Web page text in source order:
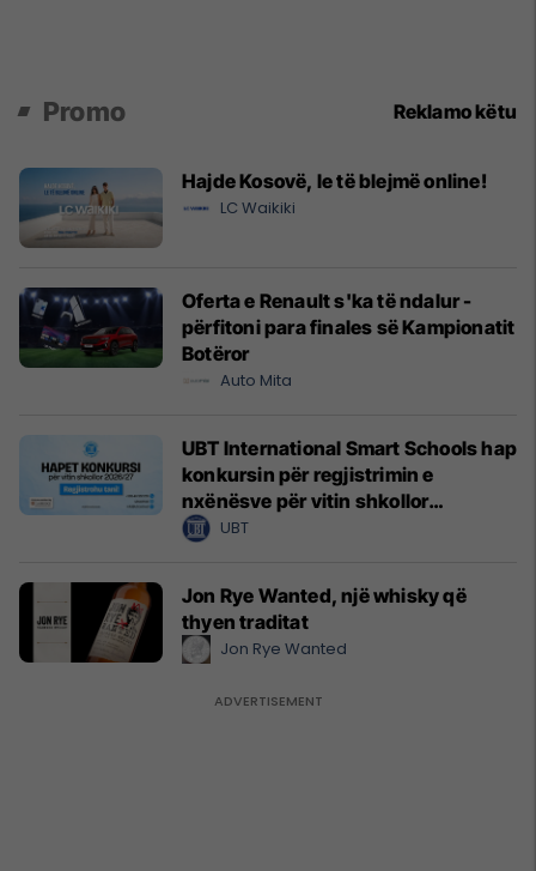
Promo Reklamo këtu
Hajde Kosovë, le të blejmë online!
LC Waikiki
Oferta e Renault s'ka të ndalur -
përfitoni para finales së Kampionatit
Botëror
Auto Mita
UBT International Smart Schools hap
konkursin për regjistrimin e
nxënësve për vitin shkollor
2026/2027
UBT
Jon Rye Wanted, një whisky që
thyen traditat
Jon Rye Wanted